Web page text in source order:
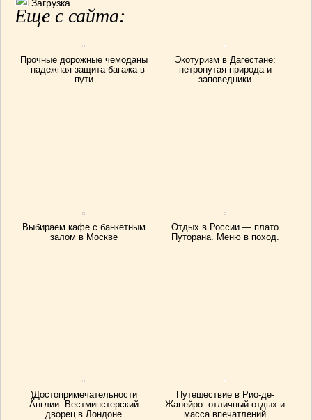
Загрузка...
Еще с сайта:
Прочные дорожные чемоданы
– надежная защита багажа в
пути
Экотуризм в Дагестане:
нетронутая природа и
заповедники
Выбираем кафе с банкетным
залом в Москве
Отдых в России — плато
Путорана. Меню в поход.
)Достопримечательности
Англии: Вестминстерский
дворец в Лондоне
Путешествие в Рио-де-
Жанейро: отличный отдых и
масса впечатлений